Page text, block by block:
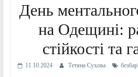
День
на Одещині:
стійкості та
11.10.2024 Тетяна Сухова